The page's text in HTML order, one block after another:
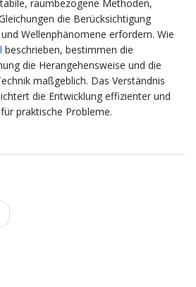
raumbezogene Methoden,
die Berücksichtigung
Wellenphänomene erfordern. Wie
beschrieben, bestimmen die
die Herangehensweise und die
maßgeblich. Das Verständnis
die Entwicklung effizienter und
praktische Probleme.